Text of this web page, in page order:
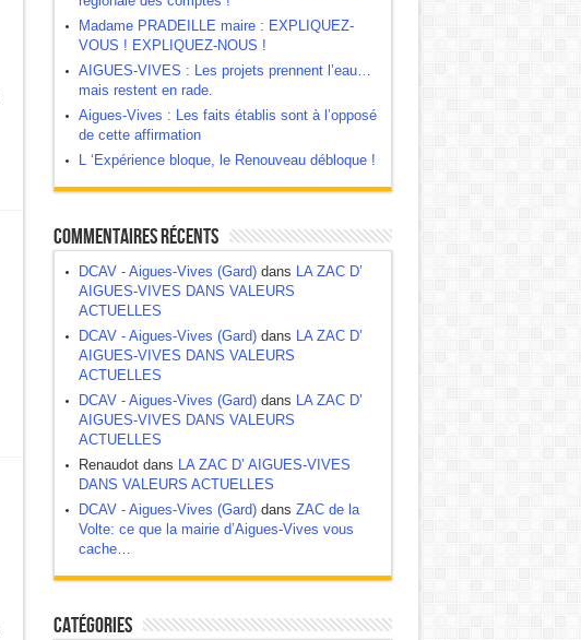
Madame PRADEILLE maire : EXPLIQUEZ-
VOUS ! EXPLIQUEZ-NOUS !
AIGUES-VIVES : Les projets prennent l’eau…
mais restent en rade.
Aigues-Vives : Les faits établis sont à l’opposé
de cette affirmation
L ‘Expérience bloque, le Renouveau débloque !
Commentaires récents
DCAV - Aigues-Vives (Gard)dans LA ZAC D’
AIGUES-VIVES DANS VALEURS
ACTUELLES
DCAV - Aigues-Vives (Gard)dans LA ZAC D’
AIGUES-VIVES DANS VALEURS
ACTUELLES
DCAV - Aigues-Vives (Gard)dans LA ZAC D’
AIGUES-VIVES DANS VALEURS
ACTUELLES
Renaudot dans LA ZAC D’ AIGUES-VIVES
DANS VALEURS ACTUELLES
DCAV - Aigues-Vives (Gard)dans ZAC de la
Volte: ce que la mairie d’Aigues-Vives vous
cache…
Catégories